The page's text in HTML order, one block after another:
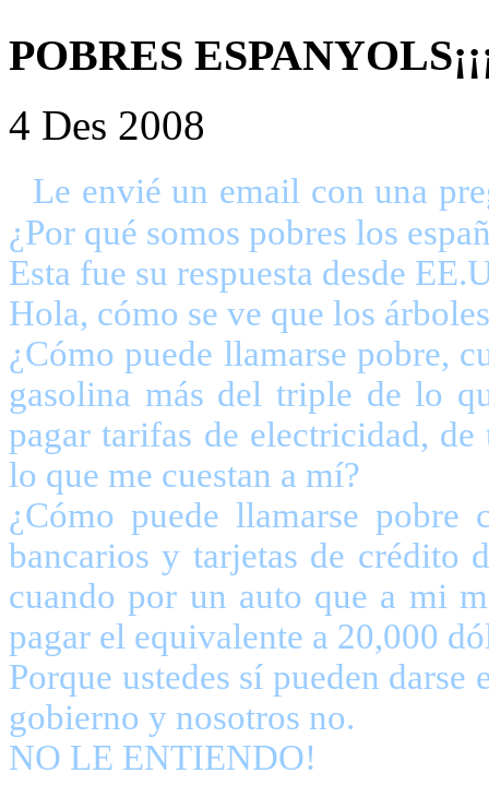
POBRES
4 Des 2008
Le envié un email con una
¿Por qué somos pobres
Esta fue su respuesta
Hola, cómo se ve que los
¿Cómo puede llamarse pobre,
gasolina más del triple de lo
pagar tarifas de electricidad,
lo que me cuestan a
¿Cómo puede llamarse pobre
bancarios y tarjetas de crédito
cuando por un auto que a mi
pagar el equivalente a 20,000
Porque ustedes sí pueden
gobierno y
NO LE